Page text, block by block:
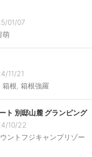
01/07
萌
11/21
箱根, 箱根強羅
ト 別邸山麓 グランピング
10/22
ントフジキャンプリゾー